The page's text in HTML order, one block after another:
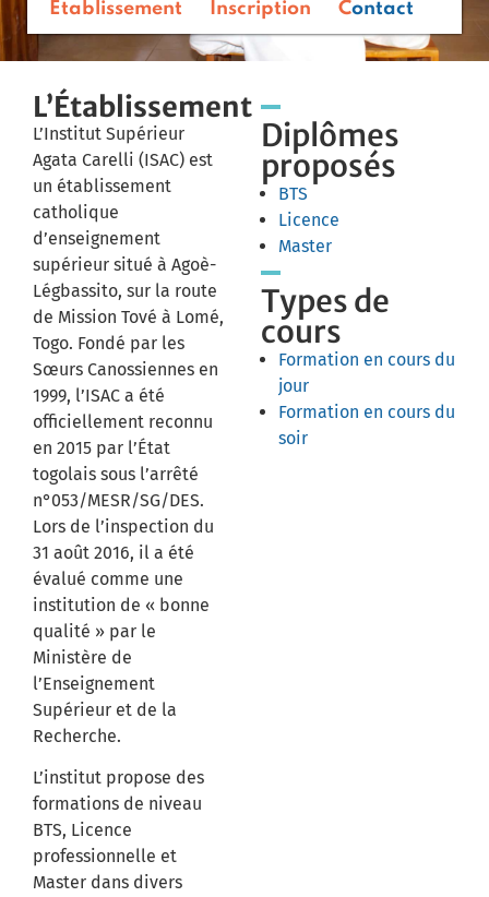
Etablissement Inscription Contact
L’Établissement
L’Institut Supérieur
Agata Carelli (ISAC) est
un établissement
catholique
d’enseignement
supérieur situé à Agoè-
Légbassito, sur la route
de Mission Tové à Lomé,
Togo. Fondé par les
Sœurs Canossiennes en
1999, l’ISAC a été
officiellement reconnu
en 2015 par l’État
togolais sous l’arrêté
n°053/MESR/SG/DES.
Lors de l’inspection du
31 août 2016, il a été
évalué comme une
institution de « bonne
qualité » par le
Ministère de
l’Enseignement
Supérieur et de la
Recherche.
L’institut propose des
formations de niveau
BTS, Licence
professionnelle et
Master dans divers
Diplômes
proposés
BTS
Licence
Master
Types de
cours
Formation en cours du
jour
Formation en cours du
soir